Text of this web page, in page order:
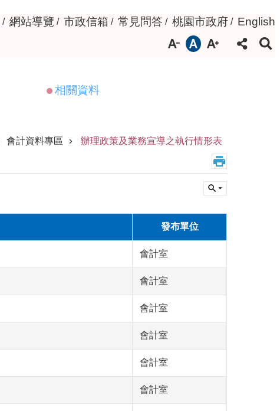
網站導覽 市政信箱 常見問答 桃園市政府 English
相關資料
會計資料專區 辦理政策及業務宣導之執行情形表
發布單位
會計室
會計室
會計室
會計室
會計室
會計室